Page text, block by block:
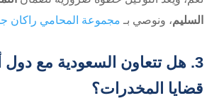
السليم، ونوصي بـ مجموعة المحامي راكان
3. هل تتعاون السعودية مع
قضايا المخدرات؟